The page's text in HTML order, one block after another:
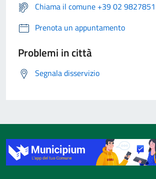
Chiama il comune +39 02 9827851
Prenota un appuntamento
Problemi in città
Segnala disservizio